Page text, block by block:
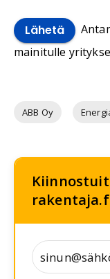
Lähetä
mainitulle
ABB Oy